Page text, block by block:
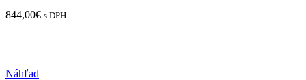
844,00€ s DPH
Náhľad